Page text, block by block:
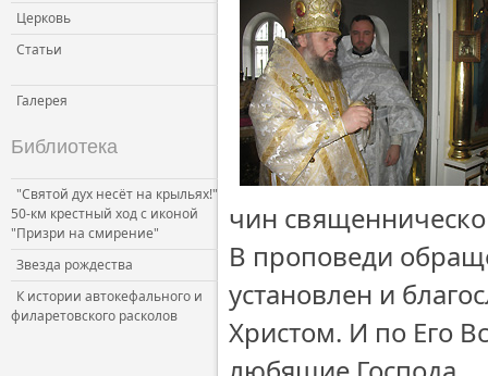
Церковь
Статьи
Галерея
Библиотека
"Святой дух несёт на крыльях!"
50-км крестный ход с иконой
"Призри на смирение"
Звезда рождества
К истории автокефального и
филаретовского расколов
чин
В проповеди
установлен и
Христом. И по Его